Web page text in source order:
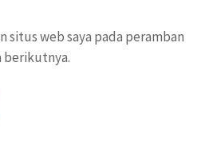
situs web saya pada peramban
berikutnya.